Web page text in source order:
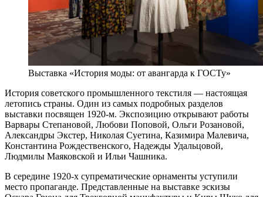
Выставка «История моды: от авангарда к ГОСТу»
История советского промышленного текстиля — настоящая
летопись страны. Один из самых подробных разделов
выставки посвящен 1920-м. Экспозицию открывают работы
Варвары Степановой, Любови Поповой, Ольги Розановой,
Александры Экстер, Николая Суетина, Казимира Малевича,
Константина Рождественского, Надежды Удальцовой,
Людмилы Маяковской и Ильи Чашника.
В середине 1920-х супрематические орнаменты уступили
место пропаганде. Представленные на выставке эскизы